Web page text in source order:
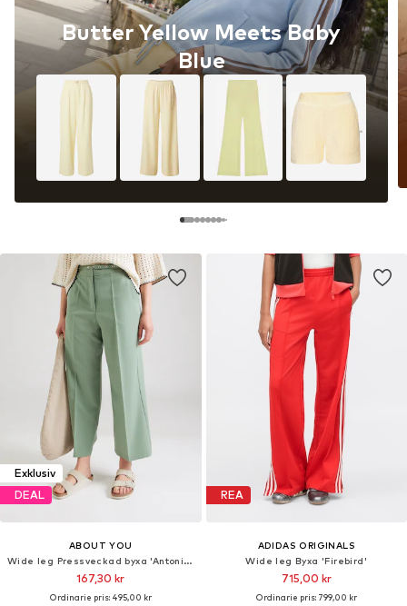
Exklusiv
DEAL
ABOUT YOU
Wide leg Pressveckad byxa 'Antonina'
167,30 kr
Ordinarie pris: 495,00 kr
REA
ADIDAS ORIGINALS
Wide leg Byxa 'Firebird'
715,00 kr
Ordinarie pris: 799,00 kr
Butter Yellow Meets Baby
Blue